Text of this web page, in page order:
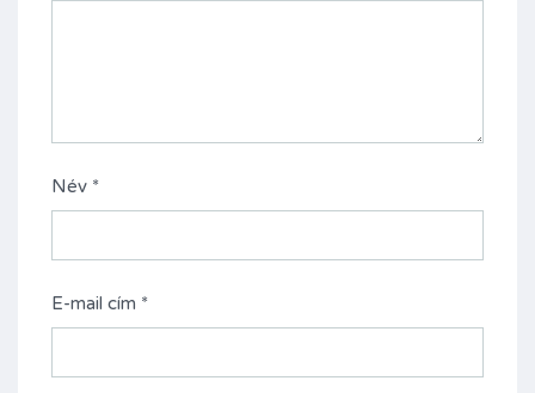
Név *
E-mail cím *